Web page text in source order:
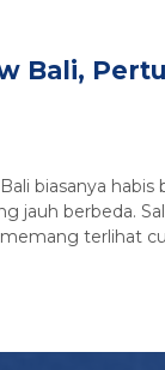
Bali,
biasanya habis
jauh berbeda.
terlihat